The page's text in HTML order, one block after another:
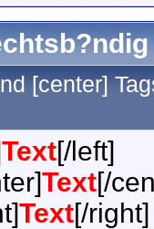
[center]
Text[/left]
Text[/
Text[/right]